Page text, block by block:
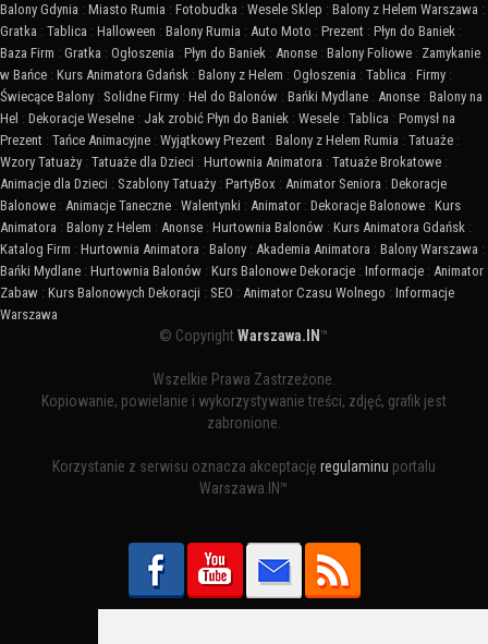
Balony Gdynia : Miasto Rumia : Fotobudka : Wesele Sklep : Balony z Helem Warszawa :
Gratka : Tablica : Halloween : Balony Rumia : Auto Moto : Prezent : Płyn do Baniek :
Baza Firm : Gratka : Ogłoszenia : Płyn do Baniek : Anonse : Balony Foliowe : Zamykanie
w Bańce : Kurs Animatora Gdańsk : Balony z Helem : Ogłoszenia : Tablica : Firmy :
Świecące Balony : Solidne Firmy : Hel do Balonów : Bańki Mydlane : Anonse : Balony na
Hel : Dekoracje Weselne : Jak zrobić Płyn do Baniek : Wesele : Tablica : Pomysł na
Prezent : Tańce Animacyjne : Wyjątkowy Prezent : Balony z Helem Rumia : Tatuaże :
Wzory Tatuaży : Tatuaże dla Dzieci : Hurtownia Animatora : Tatuaże Brokatowe :
Animacje dla Dzieci : Szablony Tatuaży : PartyBox : Animator Seniora : Dekoracje
Balonowe : Animacje Taneczne : Walentynki : Animator : Dekoracje Balonowe : Kurs
Animatora : Balony z Helem : Anonse : Hurtownia Balonów : Kurs Animatora Gdańsk :
Katalog Firm : Hurtownia Animatora : Balony : Akademia Animatora : Balony Warszawa :
Bańki Mydlane : Hurtownia Balonów : Kurs Balonowe Dekoracje : Informacje : Animator
Zabaw : Kurs Balonowych Dekoracji : SEO : Animator Czasu Wolnego : Informacje
Warszawa
© CopyrightWarszawa.IN ™
Wszelkie Prawa Zastrzeżone.
Kopiowanie, powielanie i wykorzystywanie treści, zdjęć, grafik jest
zabronione.
Korzystanie z serwisu oznacza akceptację regulaminu portalu
Warszawa.IN™